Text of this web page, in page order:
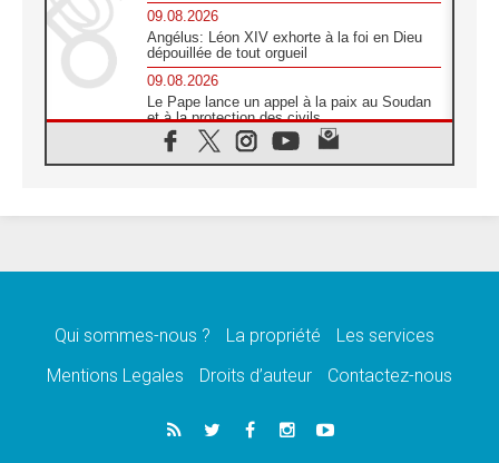
09.08.2026
Angélus: Léon XIV exhorte à la foi en Dieu
dépouillée de tout orgueil
09.08.2026
Le Pape lance un appel à la paix au Soudan
et à la protection des civils
09.08.2026
Déclaration d'Addis-Abeba du SCEAM sur
08.08.2026
08.08.2026
la victoire de l'amour sur la mort
«Relancer l'empathie», le projet Triennal d'art
des Universités catholiques
Qui sommes-nous ? La propriété
Les services
Mentions Legales
Droits d’auteur Contactez-nous